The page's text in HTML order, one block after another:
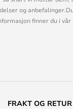
og
finner du i vår
FRAKT OG RETUR